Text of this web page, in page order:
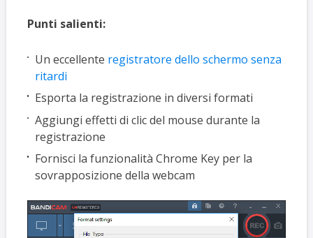
Punti salienti:
Un eccellente registratore dello schermo senza
ritardi
Esporta la registrazione in diversi formati
Aggiungi effetti di clic del mouse durante la
registrazione
Fornisci la funzionalità Chrome Key per la
sovrapposizione della webcam